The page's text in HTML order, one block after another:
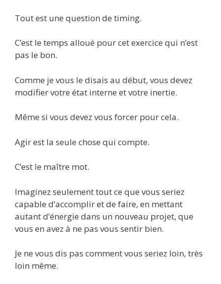
Tout est une question de timing.
C’est le temps alloué pour cet exercice qui n’est
pas le bon.
Comme je vous le disais au début, vous devez
modifier votre état interne et votre inertie.
Même si vous devez vous forcer pour cela.
Agir est la seule chose qui compte.
C’est le maître mot.
Imaginez seulement tout ce que vous seriez
capable d’accomplir et de faire, en mettant
autant d’énergie dans un nouveau projet, que
vous en avez à ne pas vous sentir bien.
Je ne vous dis pas comment vous seriez loin, très
loin même.